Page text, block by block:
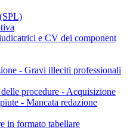
e CV dei component
- Gravi illeciti professionali
procedure - Acquisizione
- Mancata redazione
in formato tabellare